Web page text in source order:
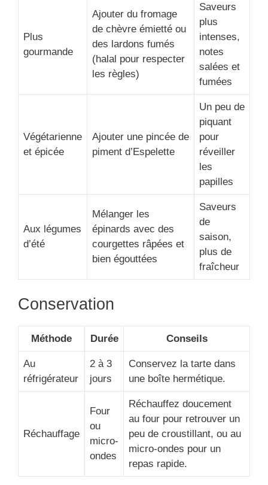
Plus
gourmande
Ajouter du fromage
de chèvre émietté ou
des lardons fumés
(halal pour respecter
les règles)
Saveurs
plus
intenses,
notes
salées et
fumées
Végétarienne
et épicée
Ajouter une pincée de
piment d’Espelette
Un peu de
piquant
pour
réveiller
les
papilles
Aux légumes
d’été
Mélanger les
épinards avec des
courgettes râpées et
bien égouttées
Saveurs
de
saison,
plus de
fraîcheur
Conservation
Méthode Durée Conseils
Au
réfrigérateur
2 à 3
jours
Conservez la tarte dans
une boîte hermétique.
Réchauffage
Four
ou
micro-
ondes
Réchauffez doucement
au four pour retrouver un
peu de croustillant, ou au
micro-ondes pour un
repas rapide.